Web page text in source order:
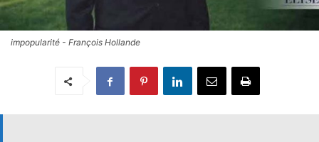
impopularité - François Hollande